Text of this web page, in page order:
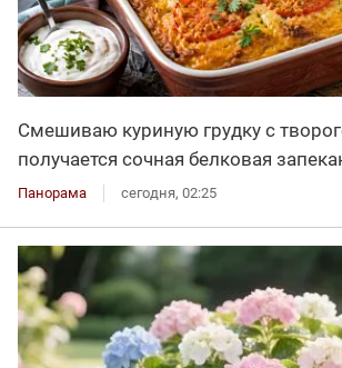
Смешиваю куриную грудку с
получается сочная белковая
Панорама сегодня, 02:25